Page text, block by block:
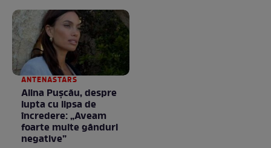
ANTENASTARS
Alina Pușcău, despre
lupta cu lipsa de
încredere: „Aveam
foarte multe gânduri
negative”